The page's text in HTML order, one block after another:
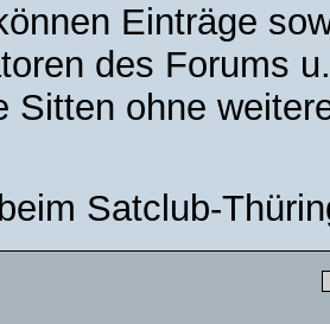
Einträge
des Forums
Sitten ohne
Satclub-